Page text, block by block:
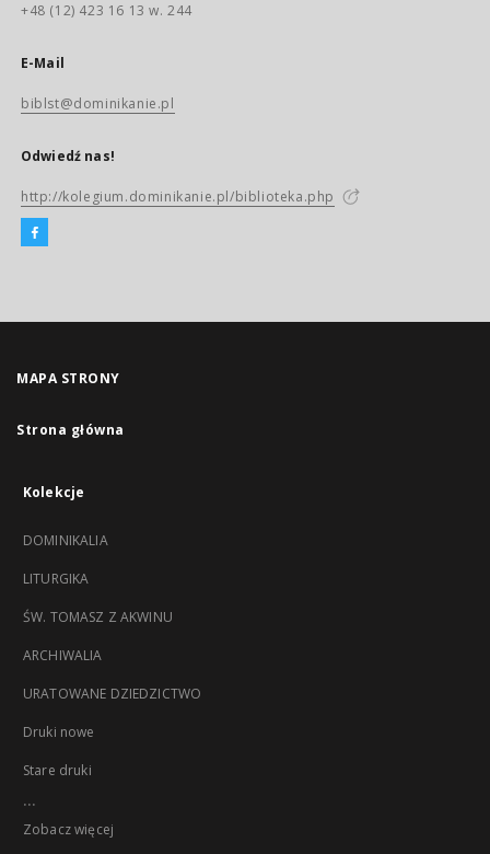
+48 (12) 423 16 13 w. 244
E-Mail
biblst@dominikanie.pl
Odwiedź nas!
http://kolegium.dominikanie.pl/biblioteka.php
MAPA STRONY
Strona główna
Kolekcje
DOMINIKALIA
LITURGIKA
ŚW. TOMASZ Z AKWINU
ARCHIWALIA
URATOWANE DZIEDZICTWO
Druki nowe
Stare druki
...
Zobacz więcej